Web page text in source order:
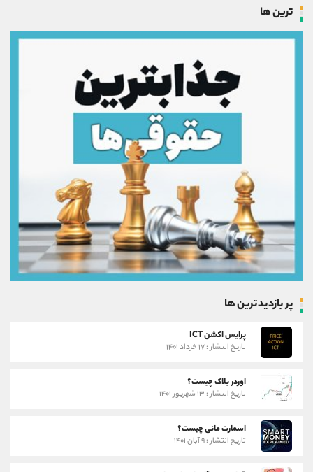
ترین ها
پر بازدیدترین ها
پرایس اکشن ICT
تاریخ انتشار : ۱۷ خرداد ۱۴۰۱
اوردر بلاک چیست؟
تاریخ انتشار : ۱۳ شهریور ۱۴۰۱
اسمارت مانی چیست؟
تاریخ انتشار : ۹ آبان ۱۴۰۱